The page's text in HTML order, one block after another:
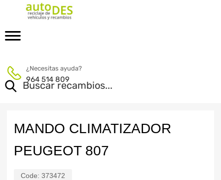
¿Necesitas ayuda?
964 514 809
MANDO CLIMATIZADOR
PEUGEOT 807
Code: 373472